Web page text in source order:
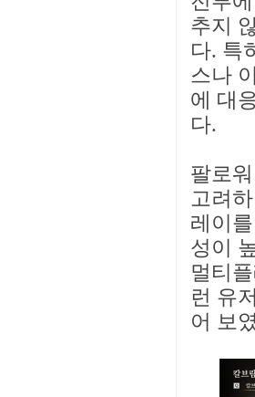
추지
다. 특
스나
에 대
다.
팔로
고려
레이
성이
멀티
런 유
어 보